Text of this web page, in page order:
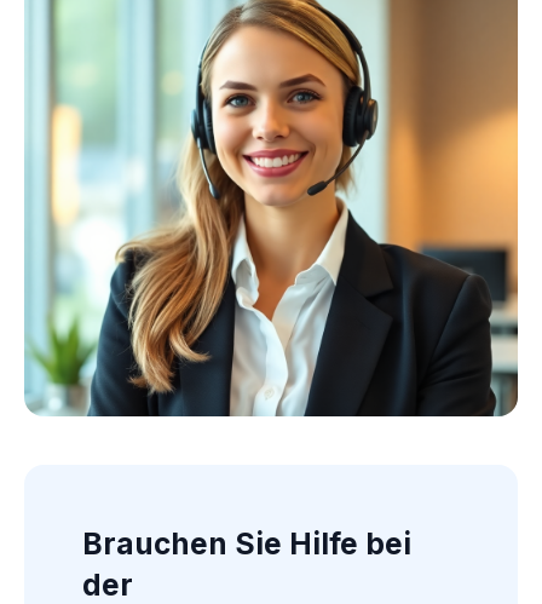
Kollektion ansehen
Brauchen Sie Hilfe bei
der